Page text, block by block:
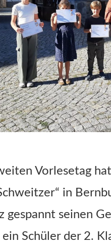
Vorlesetag
in
gespannt seinen
Schüler der 2.